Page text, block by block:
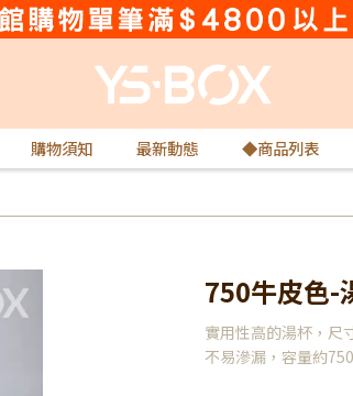
購物須知 最新動態 ◆商品列表
750牛皮色-
實用性高的湯杯，尺
不易滲漏，容量約